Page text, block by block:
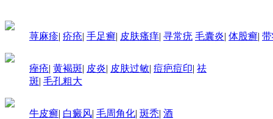
荨麻疹| 疥疮| 手足癣| 皮肤瘙痒| 寻常疣 毛囊炎| 体股癣|
痤疮| 黄褐斑| 皮炎| 皮肤过敏| 痘疤痘印| 祛
斑| 毛孔粗大
牛皮癣| 白癜风| 毛周角化| 斑秃| 酒